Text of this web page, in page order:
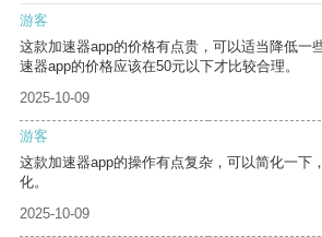
游客
这款加速器app的价格有点贵，可以适当降低一
速器app的价格应该在50元以下才比较合理。
2025-10-09
游客
这款加速器app的操作有点复杂，可以简化一下
化。
2025-10-09